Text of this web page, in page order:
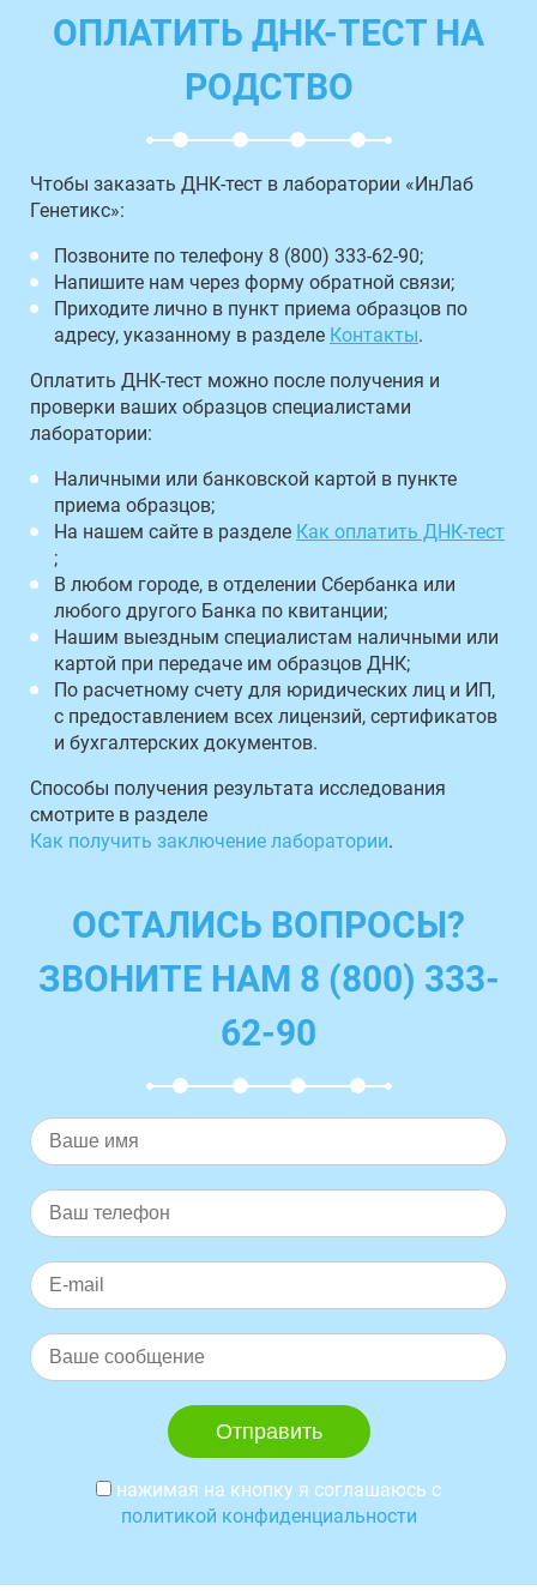
ОПЛАТИТЬ ДНК-ТЕСТ НА
РОДСТВО
Чтобы заказать ДНК-тест в лаборатории «ИнЛаб
Генетикс»:
Позвоните по телефону 8 (800) 333-62-90;
Напишите нам через форму обратной связи;
Приходите лично в пункт приема образцов по
адресу, указанному в разделе Контакты.
Оплатить ДНК-тест можно после получения и
проверки ваших образцов специалистами
лаборатории:
Наличными или банковской картой в пункте
приема образцов;
На нашем сайте в разделе Как оплатить ДНК-тест
;
В любом городе, в отделении Сбербанка или
любого другого Банка по квитанции;
Нашим выездным специалистам наличными или
картой при передаче им образцов ДНК;
По расчетному счету для юридических лиц и ИП,
с предоставлением всех лицензий, сертификатов
и бухгалтерских документов.
Способы получения результата исследования
смотрите в разделе
Как получить заключение лаборатории.
ОСТАЛИСЬ ВОПРОСЫ?
ЗВОНИТЕ НАМ 8 (800) 333-
62-90
нажимая на кнопку я соглашаюсь с
политикой конфиденциальности